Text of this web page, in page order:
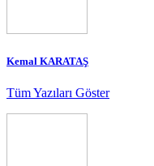
Kemal KARATAŞ
Tüm Yazıları Göster